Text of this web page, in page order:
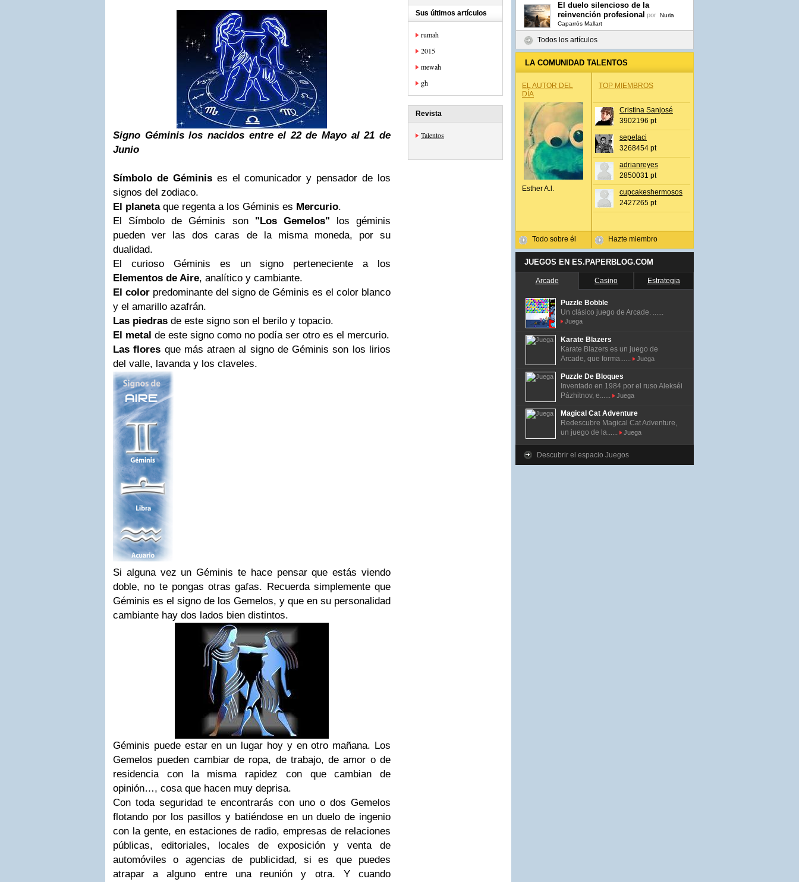
Signo Géminis los nacidos entre el 22 de Mayo al 21 de
Junio
Símbolo de Géminises el comunicador y pensador de los
signos del zodiaco.
El planetaque regenta a los Géminis es Mercurio.
El Símbolo de Géminis son "Los Gemelos" los géminis
pueden ver las dos caras de la misma moneda, por su
dualidad.
El curioso Géminis es un signo perteneciente a los
Elementos de Aire, analítico y cambiante.
El color predominante del signo de Géminis es el color blanco
y el amarillo azafrán.
Las piedras de este signo son el berilo y topacio.
El metal de este signo como no podía ser otro es el mercurio.
Las flores que más atraen al signo de Géminis son los lirios
del valle, lavanda y los claveles.
Si alguna vez un Géminis te hace pensar que estás viendo
doble, no te pongas otras gafas. Recuerda simplemente que
Géminis es el signo de los Gemelos, y que en su personalidad
cambiante hay dos lados bien distintos.
Géminis puede estar en un lugar hoy y en otro mañana. Los
Gemelos pueden cambiar de ropa, de trabajo, de amor o de
residencia con la misma rapidez con que cambian de
opinión…, cosa que hacen muy deprisa.
Con toda seguridad te encontrarás con uno o dos Gemelos
flotando por los pasillos y batiéndose en un duelo de ingenio
con la gente, en estaciones de radio, empresas de relaciones
públicas, editoriales, locales de exposición y venta de
automóviles o agencias de publicidad, si es que puedes
atrapar a alguno entre una reunión y otra. Y cuando
Sus últimos artículos
rumah
2015
mewah
gh
Revista
Talentos
El duelo silencioso de la
reinvención profesional por Nuria
Caparrós Mallart
Todos los artículos
LA COMUNIDAD TALENTOS
EL AUTOR DEL
DÍA
Esther A.l.
Todo sobre él
TOP MIEMBROS
Cristina Sanjosé
3902196 pt
sepelaci
3268454 pt
adrianreyes
2850031 pt
cupcakeshermosos
2427265 pt
Hazte miembro
JUEGOS EN ES.PAPERBLOG.COM
Arcade Casino Estrategia
Puzzle Bobble
Un clásico juego de Arcade. ......
Juega
Karate Blazers
Karate Blazers es un juego de
Arcade, que forma......
Juega
Puzzle De Bloques
Inventado en 1984 por el ruso Alekséi
Pázhitnov, e......
Juega
Magical Cat Adventure
Redescubre Magical Cat Adventure,
un juego de la......
Juega
Descubrir el espacio Juegos